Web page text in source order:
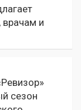
врачам и
сезон